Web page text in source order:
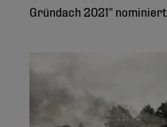
Gründach 2021“ nominiert.